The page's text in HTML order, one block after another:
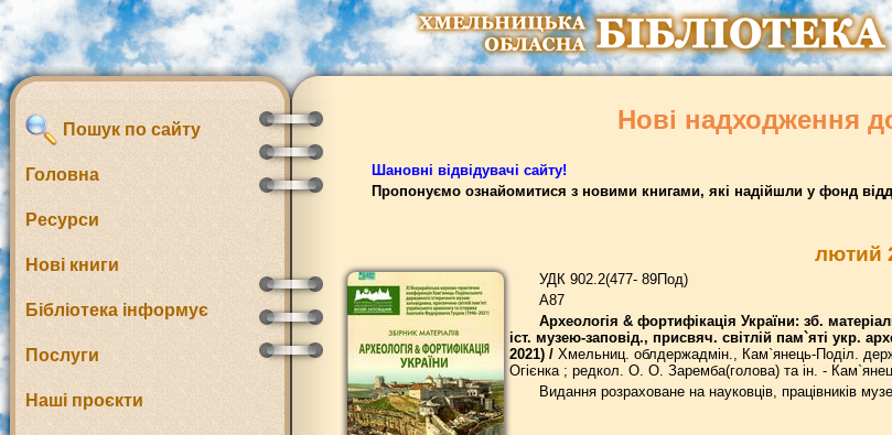
Пошук по сайту
Головна
Ресурси
Нові книги
Бібліотека інформує
Послуги
Наші проєкти
Нові надходження
Шановні відвідувачі сайту!
Пропонуємо ознайомитися з новими книгами, які надійшли у фонд
лютий
УДК 902.2(477- 89Под)
А87
Археологія & фортифікація України: зб.
іст. музею-заповід., присвяч. світлій пам`яті укр.
2021) / Хмельниц. облдержадмін., Кам`янець-Поділ.
Огієнка ; редкол. О. О. Заремба(голова) та ін. -
Видання розраховане на науковців, працівників